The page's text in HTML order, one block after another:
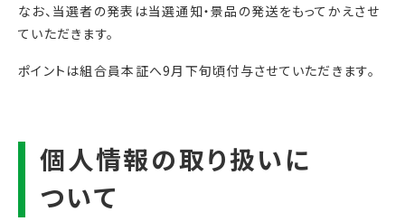
なお、当選者の発表は当選通知・景品の発送をもってかえさせ
ていただきます。
ポイントは組合員本証へ9月下旬頃付与させていただきます。